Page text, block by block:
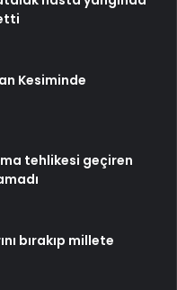
Kesiminde
tehlikesi geçiren
bırakıp millete